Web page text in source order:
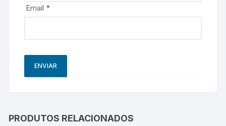
Email *
PRODUTOS RELACIONADOS